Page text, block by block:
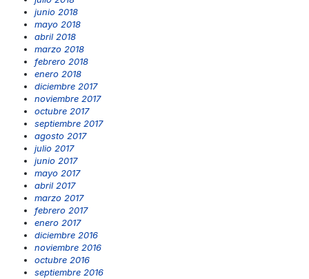
junio 2018
mayo 2018
abril 2018
marzo 2018
febrero 2018
enero 2018
diciembre 2017
noviembre 2017
octubre 2017
septiembre 2017
agosto 2017
julio 2017
junio 2017
mayo 2017
abril 2017
marzo 2017
febrero 2017
enero 2017
diciembre 2016
noviembre 2016
octubre 2016
septiembre 2016